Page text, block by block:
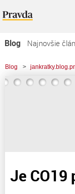
Blog
Najnovšie
Najčítanejšie články
Najkomentovanejšie
Blog >
Je CO19